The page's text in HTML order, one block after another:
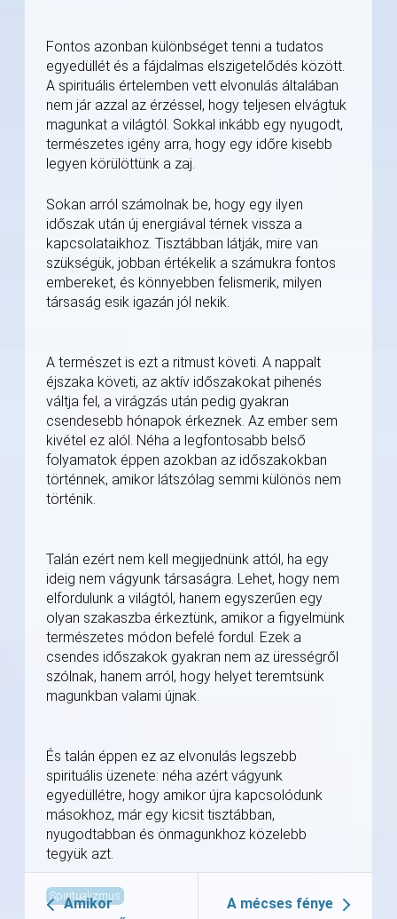
Fontos azonban különbséget tenni a tudatos
egyedüllét és a fájdalmas elszigetelődés között.
A spirituális értelemben vett elvonulás általában
nem jár azzal az érzéssel, hogy teljesen elvágtuk
magunkat a világtól. Sokkal inkább egy nyugodt,
természetes igény arra, hogy egy időre kisebb
legyen körülöttünk a zaj.
Sokan arról számolnak be, hogy egy ilyen
időszak után új energiával térnek vissza a
kapcsolataikhoz. Tisztábban látják, mire van
szükségük, jobban értékelik a számukra fontos
embereket, és könnyebben felismerik, milyen
társaság esik igazán jól nekik.
A természet is ezt a ritmust követi. A nappalt
éjszaka követi, az aktív időszakokat pihenés
váltja fel, a virágzás után pedig gyakran
csendesebb hónapok érkeznek. Az ember sem
kivétel ez alól. Néha a legfontosabb belső
folyamatok éppen azokban az időszakokban
történnek, amikor látszólag semmi különös nem
történik.
Talán ezért nem kell megijednünk attól, ha egy
ideig nem vágyunk társaságra. Lehet, hogy nem
elfordulunk a világtól, hanem egyszerűen egy
olyan szakaszba érkeztünk, amikor a figyelmünk
természetes módon befelé fordul. Ezek a
csendes időszakok gyakran nem az ürességről
szólnak, hanem arról, hogy helyet teremtsünk
magunkban valami újnak.
És talán éppen ez az elvonulás legszebb
spirituális üzenete: néha azért vágyunk
egyedüllétre, hogy amikor újra kapcsolódunk
másokhoz, már egy kicsit tisztábban,
nyugodtabban és önmagunkhoz közelebb
tegyük azt.
Spiritualizmus
Amikor
A mécses fénye